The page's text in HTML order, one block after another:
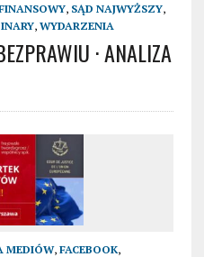
, SĄD NAJWYŻSZY,
, WYDARZENIA
· ANALIZA
MEDIÓW, FACEBOOK,